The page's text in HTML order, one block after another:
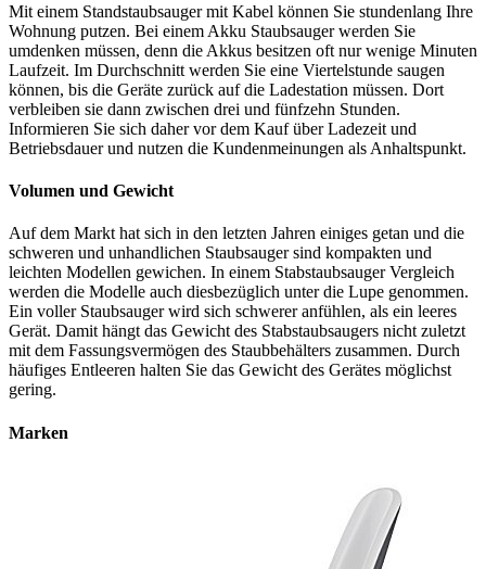
Mit einem Standstaubsauger mit Kabel können Sie stundenlang Ihre
Wohnung putzen. Bei einem Akku Staubsauger werden Sie
umdenken müssen, denn die Akkus besitzen oft nur wenige Minuten
Laufzeit. Im Durchschnitt werden Sie eine Viertelstunde saugen
können, bis die Geräte zurück auf die Ladestation müssen. Dort
verbleiben sie dann zwischen drei und fünfzehn Stunden.
Informieren Sie sich daher vor dem Kauf über Ladezeit und
Betriebsdauer und nutzen die Kundenmeinungen als Anhaltspunkt.
Volumen und Gewicht
Auf dem Markt hat sich in den letzten Jahren einiges getan und die
schweren und unhandlichen Staubsauger sind kompakten und
leichten Modellen gewichen. In einem Stabstaubsauger Vergleich
werden die Modelle auch diesbezüglich unter die Lupe genommen.
Ein voller Staubsauger wird sich schwerer anfühlen, als ein leeres
Gerät. Damit hängt das Gewicht des Stabstaubsaugers nicht zuletzt
mit dem Fassungsvermögen des Staubbehälters zusammen. Durch
häufiges Entleeren halten Sie das Gewicht des Gerätes möglichst
gering.
Marken